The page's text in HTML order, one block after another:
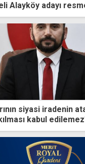
Alayköy adayı
siyasi iradenin
kabul